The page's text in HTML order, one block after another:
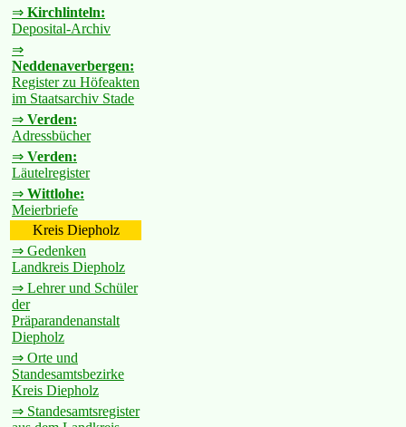
⇒ Kirchlinteln:
Deposital-Archiv
⇒
Neddenaverbergen:
Register zu Höfeakten
im Staatsarchiv Stade
⇒ Verden:
Adressbücher
⇒ Verden:
Läutelregister
⇒ Wittlohe:
Meierbriefe
Kreis Diepholz
⇒ Gedenken
Landkreis Diepholz
⇒ Lehrer und Schüler
der
Präparandenanstalt
Diepholz
⇒ Orte und
Standesamtsbezirke
Kreis Diepholz
⇒ Standesamtsregister